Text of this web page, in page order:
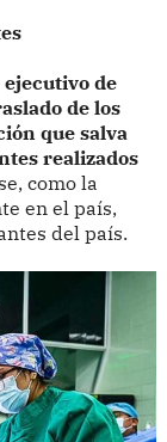
de
de los
que salva
realizados
como la
en el país,
del país.